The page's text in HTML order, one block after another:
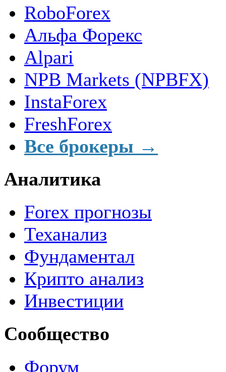
RoboForex
Альфа Форекс
Alpari
NPB Markets (NPBFX)
InstaForex
FreshForex
Все брокеры →
Аналитика
Forex прогнозы
Теханализ
Фундаментал
Крипто анализ
Инвестиции
Сообщество
Форум